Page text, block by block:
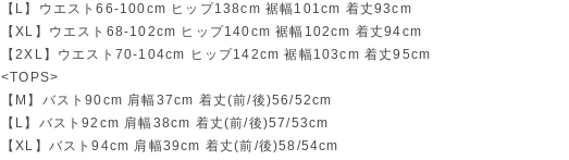
【L】ウエスト66-100cm ヒップ138cm 裾幅101cm 着丈93cm
【XL】ウエスト68-102cm ヒップ140cm 裾幅102cm 着丈94cm
【2XL】ウエスト70-104cm ヒップ142cm 裾幅103cm 着丈95cm
<TOPS>
【M】バスト90cm 肩幅37cm 着丈(前/後)56/52cm
【L】バスト92cm 肩幅38cm 着丈(前/後)57/53cm
【XL】バスト94cm 肩幅39cm 着丈(前/後)58/54cm